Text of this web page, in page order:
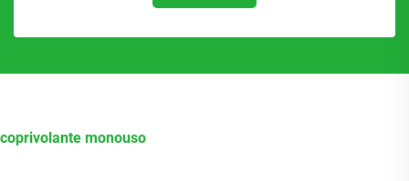
coprivolante monouso